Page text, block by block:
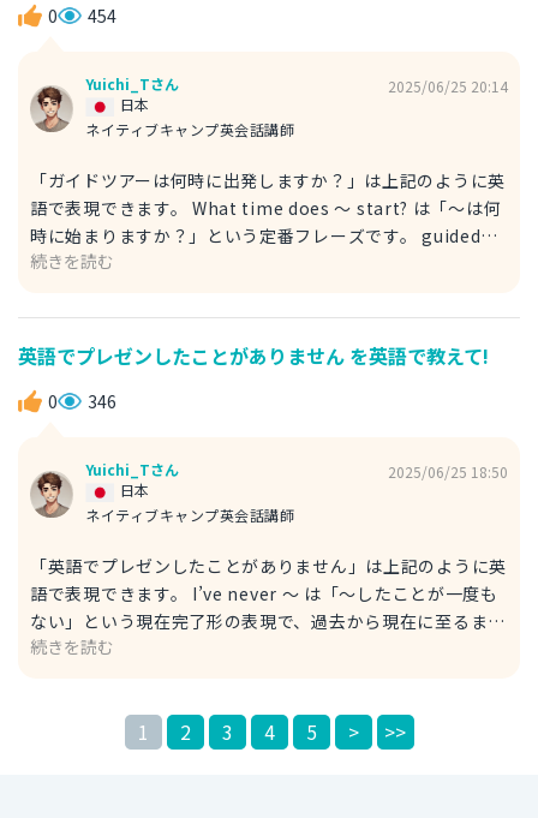
ますか？ B: Sure, I’ll attach it to your receipt. はい、レ
使うと安心です。 Could I have the warranty card /
certificate for the product, please? 商品の保証書をいた
0 454
Yuichi_Tさん
ネイティブキャンプ英会話講師
日本
2025/06/25 20:14
「ガイドツアーは何時に出発しますか？」は上記のように英
語で表現できます。 What time does ～ start? は「～は何
時に始まりますか？」という定番フレーズです。 guided
tour は「ガイド付きのツアー」を意味し、観光地や美術館
時にぴったりの表現です。 例文 A: Excuse me, what time
does the guided tour start? すみません、ガイドツアーは
何時に出発しますか？ B: It starts at 10:30 a.m. from the
main entrance. 午前10時半に正面入り口から出発します。
る ＊begin：始まる という言い方もOKです。ぜひ使い分け
てみてください。
続きを読む
英語でプレゼンしたことがありません を英語で教えて!
0 346
Yuichi_Tさん
ネイティブキャンプ英会話講師
日本
2025/06/25 18:50
「英語でプレゼンしたことがありません」は上記のように英
語で表現できます。 I’ve never ～ は「～したことが一度も
ない」という現在完了形の表現で、過去から現在に至るまで
の経験の有無を伝えるときに使います。 give a
handle the next meeting’s presentation in English?
続きを読む
1 2 3 4 5 > >>